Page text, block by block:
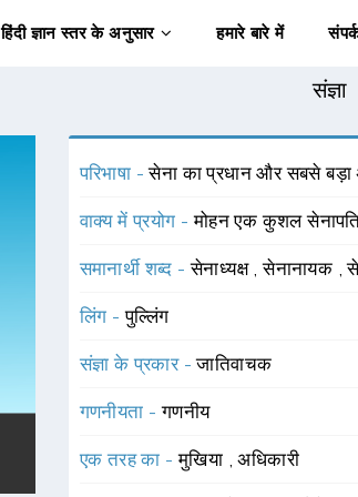
हिंदी ज्ञान स्तर के अनुसार हमारे बारे में
संज्ञा
परिभाषा -सेना का प्रधान और सबसे बड़ा
वाक्य में प्रयोग -मोहन एक कुशल
समानार्थी शब्द -सेनाध्यक्ष ,सेनानायक ,
लिंग -पुल्लिंग
संज्ञा के प्रकार -जातिवाचक
गणनीयता -गणनीय
एक तरह का -मुखिया ,अधिकारी